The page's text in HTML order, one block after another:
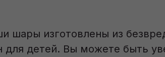
шары изготовлены из
для детей. Вы можете быть